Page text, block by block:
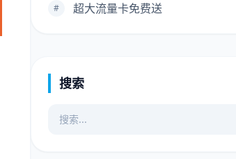
# 超大流量卡免费送
搜索